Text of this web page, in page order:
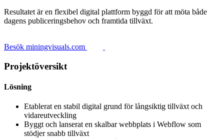
Resultatet är en flexibel digital plattform byggd för att möta både
dagens publiceringsbehov och framtida tillväxt.
Besök miningvisuals.com
Projektöversikt
Lösning
Etablerat en stabil digital grund för långsiktig tillväxt och
vidareutveckling
Byggt och lanserat en skalbar webbplats i Webflow som
stödjer snabb tillväxt